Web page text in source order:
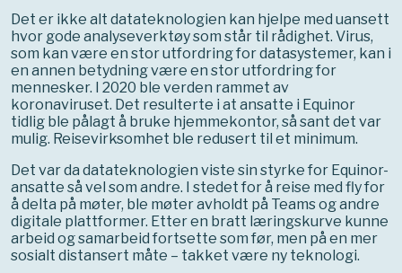
Det er ikke alt datateknologien kan hjelpe med uansett
hvor gode analyseverktøy som står til rådighet. Virus,
som kan være en stor utfordring for datasystemer, kan i
en annen betydning være en stor utfordring for
mennesker. I 2020 ble verden rammet av
koronaviruset. Det resulterte i at ansatte i Equinor
tidlig ble pålagt å bruke hjemmekontor, så sant det var
mulig. Reisevirksomhet ble redusert til et minimum.
Det var da datateknologien viste sin styrke for Equinor-
ansatte så vel som andre. I stedet for å reise med fly for
å delta på møter, ble møter avholdt på Teams og andre
digitale plattformer. Etter en bratt læringskurve kunne
arbeid og samarbeid fortsette som før, men på en mer
sosialt distansert måte – takket være ny teknologi.